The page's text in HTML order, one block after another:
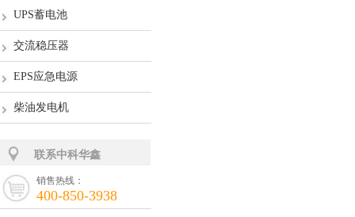
UPS蓄电池
交流稳压器
EPS应急电源
柴油发电机
联系中科华鑫
销售热线：
400-850-3938